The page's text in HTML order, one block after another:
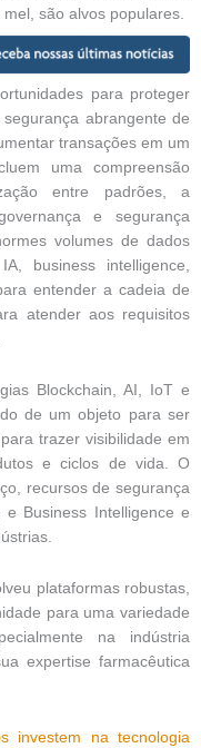
são alvos populares.
para proteger
abrangente de
transações em um
uma compreensão
entre padrões, a
e segurança
volumes de dados
business intelligence,
entender a cadeia de
atender aos requisitos
Blockchain, AI, IoT e
de um objeto para ser
trazer visibilidade em
e ciclos de vida. O
recursos de segurança
Business Intelligence e
plataformas robustas,
para uma variedade
na indústria
expertise farmacêutica
investem na tecnologia